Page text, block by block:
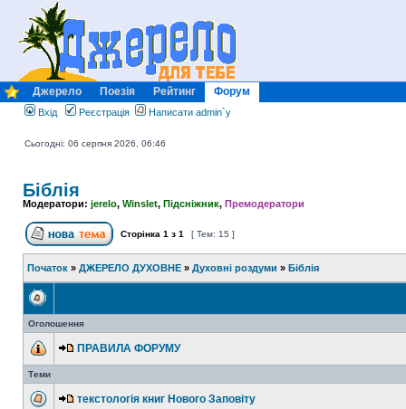
Джерело Поезія Рейтинг Форум
Вхід Реєстрація Написати admin`у
Сьогодні: 06 серпня 2026, 06:46
Біблія
Модератори: jerelo, Winslet, Підсніжник, Премодератори
Сторінка 1 з 1 [ Тем: 15 ]
Початок » ДЖЕРЕЛО ДУХОВНЕ » Духовні роздуми » Біблія
Оголошення
ПРАВИЛА ФОРУМУ
Теми
текстологія книг Нового Заповіту